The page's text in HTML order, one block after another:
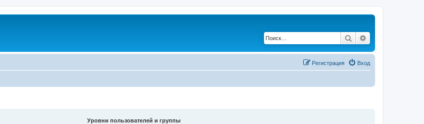
Поиск
Вход
Регистрация
Уровни пользователей и группы